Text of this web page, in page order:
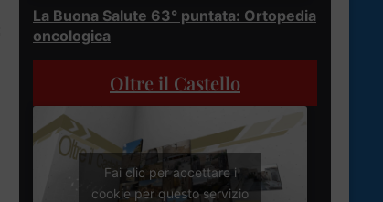
La Buona Salute 63° puntata: Ortopedia
oncologica
Oltre il Castello
Fai clic per accettare i
cookie per questo servizio